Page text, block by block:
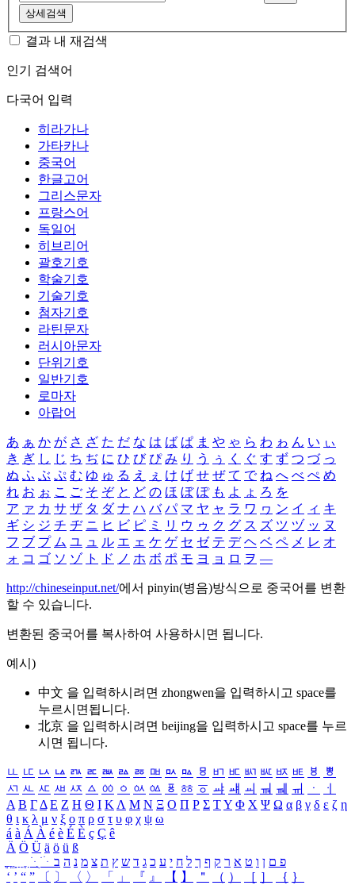
상세검색
결과 내 재검색
인기 검색어
다국어 입력
히라가나
가타카나
중국어
한글고어
그리스문자
프랑스어
독일어
히브리어
괄호기호
학술기호
기술기호
첨자기호
라틴문자
러시아문자
단위기호
일반기호
로마자
아랍어
あ ぁ か が さ ざ た だ な は ば ぱ ま や ゃ ら わ ゎ ん い ぃ
き ぎ し じ ち ぢ に ひ び ぴ み り う ぅ く ぐ す ず つ づ っ
ぬ ふ ぶ ぷ む ゆ ゅ る え ぇ け げ せ ぜ て で ね へ べ ぺ め
れ お ぉ こ ご そ ぞ と ど の ほ ぼ ぽ も よ ょ ろ を
ア ァ カ サ ザ タ ダ ナ ハ バ パ マ ヤ ャ ラ ワ ヮ ン イ ィ キ
ギ シ ジ チ ヂ ニ ヒ ビ ピ ミ リ ウ ゥ ク グ ス ズ ツ ヅ ッ ヌ
フ ブ プ ム ユ ュ ル エ ェ ケ ゲ セ ゼ テ デ ヘ ベ ペ メ レ オ
ォ コ ゴ ソ ゾ ト ド ノ ホ ボ ポ モ ヨ ョ ロ ヲ ―
http://chineseinput.net/에서 pinyin(병음)방식으로 중국어를 변환
할 수 있습니다.
변환된 중국어를 복사하여 사용하시면 됩니다.
예시)
中文 을 입력하시려면 zhongwen을 입력하시고 space를
누르시면됩니다.
北京 을 입력하시려면 beijing을 입력하시고 space를 누르
시면 됩니다.
ㅥ ㅦ ㅧ ㅨ ㅩ ㅪ ㅫ ㅬ ㅭ ㅮ ㅯ ㅰ ㅱ ㅲ ㅳ ㅴ ㅵ ㅶ ㅷ ㅸ
ㅹ
ㅺ ㅻ ㅼ ㅽ ㅾ ㅿ ㆀ ㆁ ㆂ ㆃ ㆄ ㆅ ㆆ ㆇ ㆈ ㆉ ㆊ ㆋ ㆌ ㆍ
ㆎ
Α Β ΓΔ Ε Ζ Η Θ Ι ΚΛ Μ Ν Ξ Ο Π Ρ Σ ΤΥ Φ Χ Ψ Ω α β γ δ ε ζ η
θ ι κ λ μ ν ξ ο π ρ σ τ υ φ χ ψ ω
á à Á À é è É È ç Ç ê
Ä Ö Ü ä ö ü ß
ִֶֹ ֻּ ׁׂ פ ם ן ו ט א ר ק ף ך ל ח י ע כ ג ד ש ץ ת צ מ נ ה ב
‘ ’ “ ” 〔 〕 〈 〉 「 」 『 』 【 】 ＂ （ ） ［ ］ ｛ ｝